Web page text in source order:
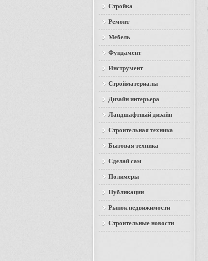
Стройка
Ремонт
Мебель
Фундамент
Инструмент
Стройматериалы
Дизайн интерьера
Ландшафтный дизайн
Строительная техника
Бытовая техника
Сделай сам
Полимеры
Публикации
Рынок недвижимости
Строительные новости